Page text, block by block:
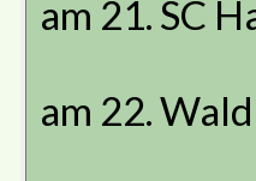
am 21. SC
am 22.